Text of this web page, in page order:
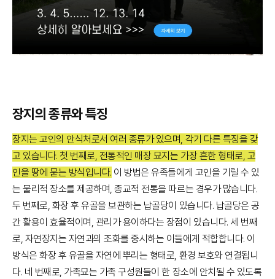
장지의 종류와 특징
장지는 고인의 안식처로서 여러 종류가 있으며, 각기 다른 특징을 갖
고 있습니다. 첫 번째로, 전통적인 매장 묘지는 가장 흔한 형태로, 고
인을 땅에 묻는 방식입니다. 이 방법은 유족들에게 고인을 기릴 수 있
는 물리적 장소를 제공하며, 종교적 전통을 따르는 경우가 많습니다.
두 번째로, 화장 후 유골을 보관하는 납골당이 있습니다. 납골당은 공
간 활용이 효율적이며, 관리가 용이하다는 장점이 있습니다. 세 번째
로, 자연장지는 자연과의 조화를 중시하는 이들에게 적합합니다. 이
방식은 화장 후 유골을 자연에 뿌리는 형태로, 환경 보호와 연결됩니
다. 네 번째로, 가족묘는 가족 구성원들이 한 장소에 안치될 수 있도록